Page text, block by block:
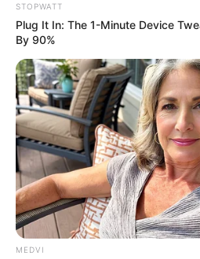
ราศีสิงห์ (ผู้ที่เกิดในช่วงวันที่
STOPWATT
Plug It In: The 1-Minute Device
By 90%
MEDVI